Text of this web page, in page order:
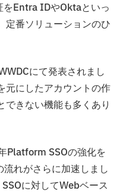
をEntra IDやOktaといっ
定番ソリューションのひ
にて発表されまし
元にしたアカウントの作
きない機能も多くあり
Platform SSOの強化を
れがさらに加速しまし
に対してWebベース